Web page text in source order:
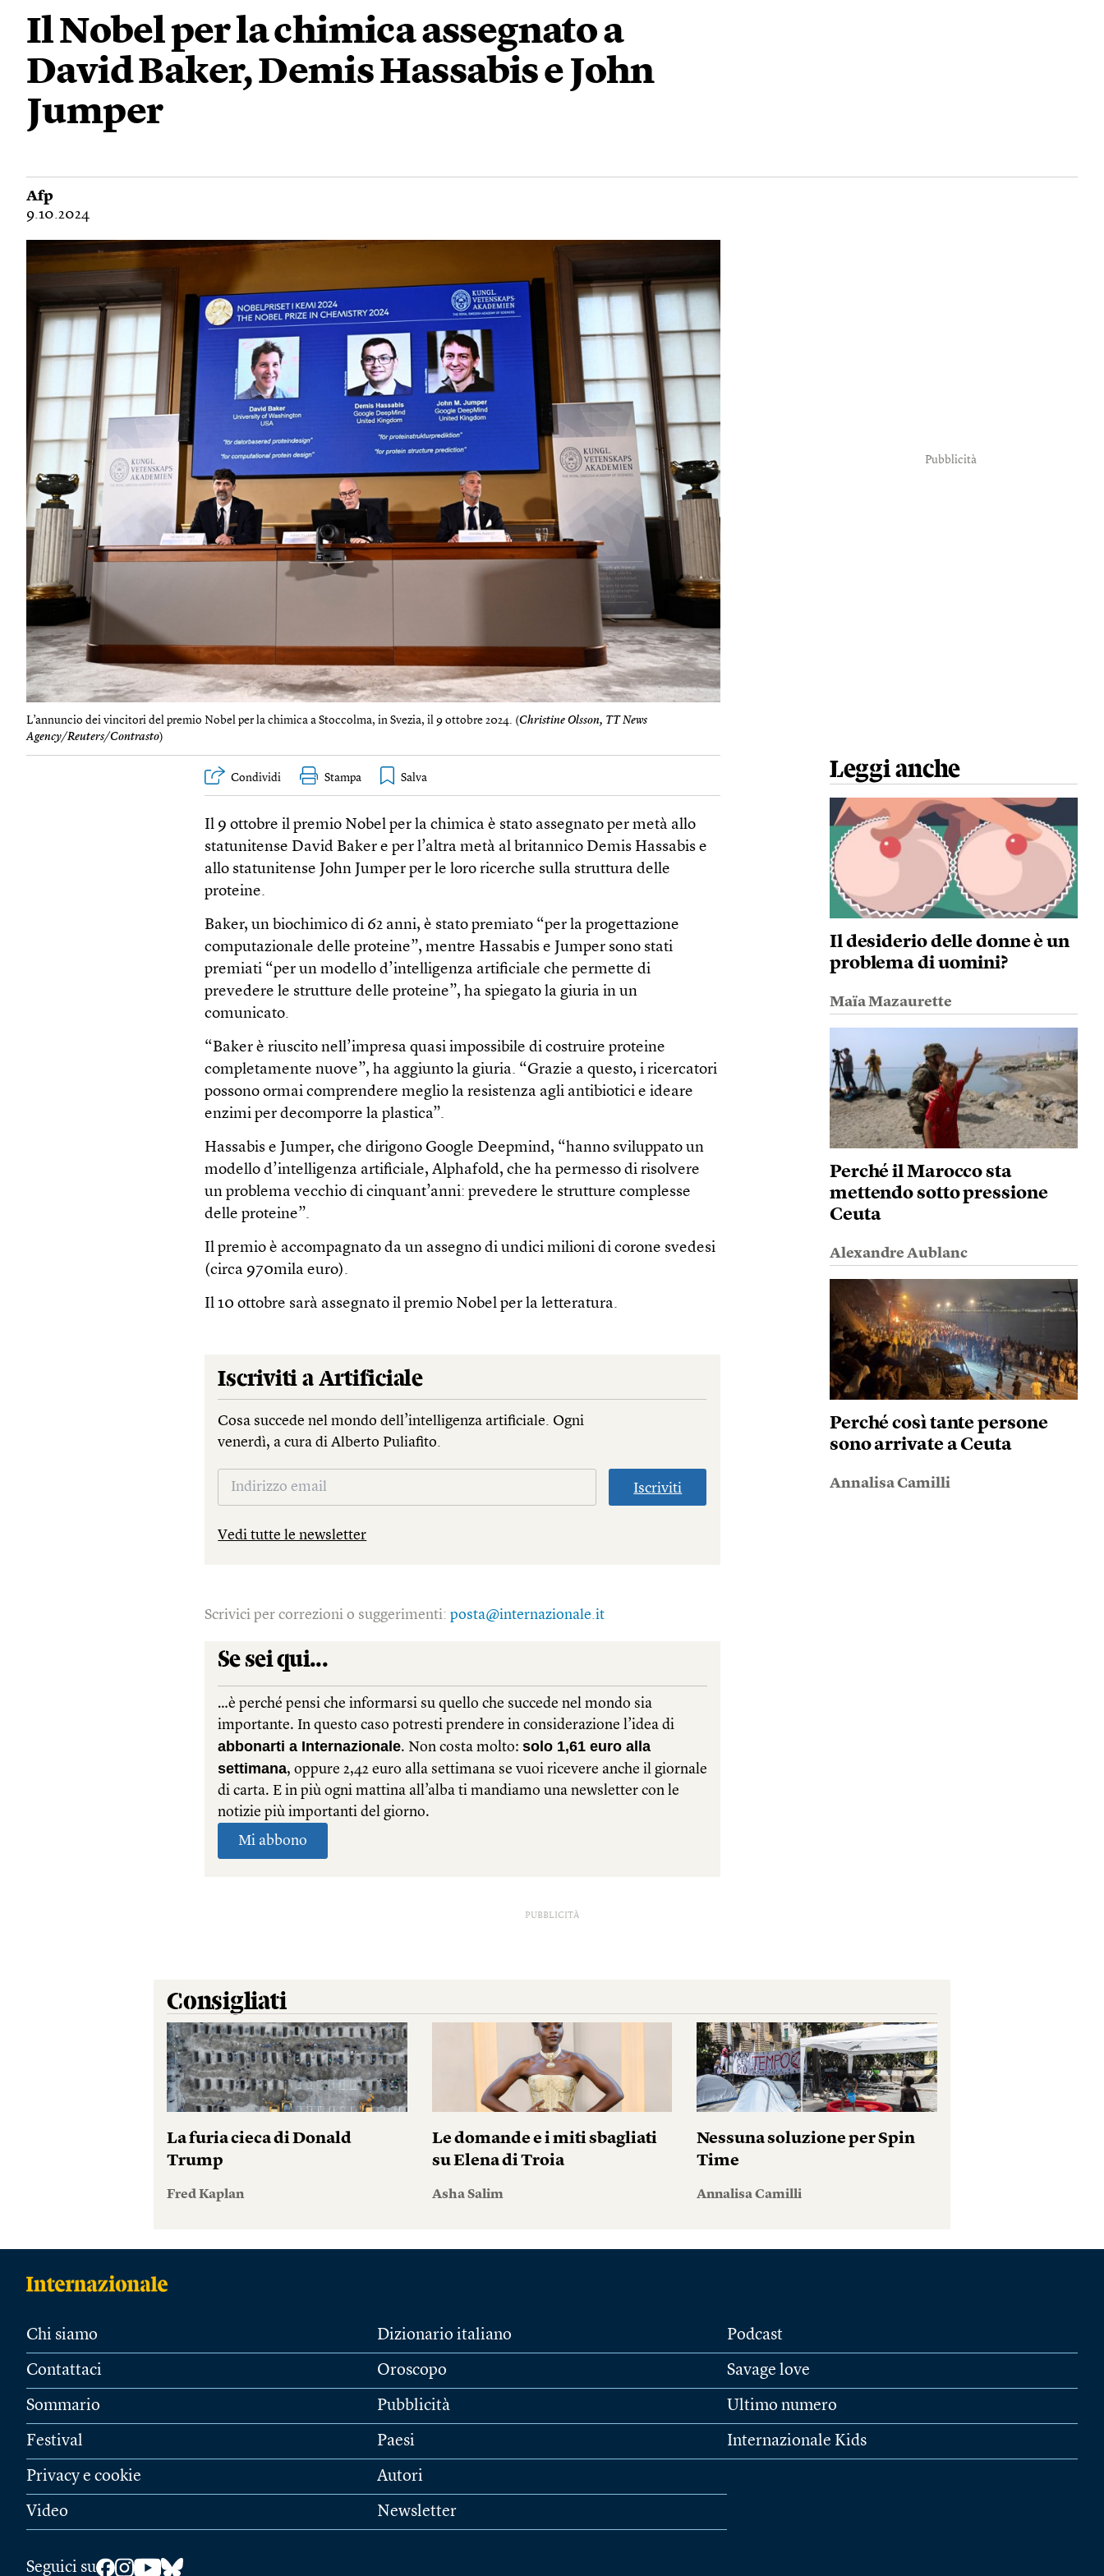
Il Nobel per la chimica assegnato a
David Baker, Demis Hassabis e John
Jumper
Afp
9.10.2024
L’annuncio dei vincitori del premio Nobel per la chimica a Stoccolma, in Svezia, il 9 ottobre 2024. (Christine Olsson, TT News
Agency/Reuters/Contrasto)
Pubblicità
Condividi Stampa
Il 9 ottobre il premio Nobel per la chimica è stato assegnato per metà allo
statunitense David Baker e per l’altra metà al britannico Demis Hassabis e
allo statunitense John Jumper per le loro ricerche sulla struttura delle
proteine.
Baker, un biochimico di 62 anni, è stato premiato “per la progettazione
computazionale delle proteine”, mentre Hassabis e Jumper sono stati
premiati “per un modello d’intelligenza artificiale che permette di
prevedere le strutture delle proteine”, ha spiegato la giuria in un
comunicato.
“Baker è riuscito nell’impresa quasi impossibile di costruire proteine
completamente nuove”, ha aggiunto la giuria. “Grazie a questo, i ricercatori
possono ormai comprendere meglio la resistenza agli antibiotici e ideare
enzimi per decomporre la plastica”.
Hassabis e Jumper, che dirigono Google Deepmind, “hanno sviluppato un
modello d’intelligenza artificiale, Alphafold, che ha permesso di risolvere
un problema vecchio di cinquant’anni: prevedere le strutture complesse
delle proteine”.
Il premio è accompagnato da un assegno di undici milioni di corone svedesi
(circa 970mila euro).
Il 10 ottobre sarà assegnato il premio Nobel per la letteratura.
Iscriviti a Artificiale
Cosa succede nel mondo dell’intelligenza artificiale. Ogni
venerdì, a cura di Alberto Puliafito.
Iscriviti
Vedi tutte le newsletter
Scrivici per correzioni o suggerimenti:posta@internazionale.it
Leggi anche
Il desiderio delle donne è un
problema di uomini?
Maïa Mazaurette
Perché il Marocco sta
mettendo sotto pressione
Ceuta
Alexandre Aublanc
Perché così tante persone
sono arrivate a Ceuta
Annalisa Camilli
PUBBLICITÀ
Consigliati
La furia cieca di Donald
Trump
Fred Kaplan
Le domande e i miti sbagliati
su Elena di Troia
Asha Salim
Nessuna soluzione per Spin
Time
Annalisa Camilli
Chi siamo
Contattaci
Sommario
Festival
Privacy e cookie
Video
Dizionario italiano
Oroscopo
Pubblicità
Paesi
Autori
Newsletter
Podcast
Savage love
Ultimo numero
Internazionale Kids
Seguici su